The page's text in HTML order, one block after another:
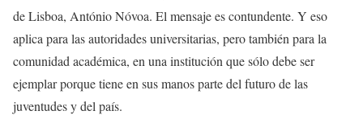
de Lisboa, António Nóvoa. El mensaje es contundente. Y eso
aplica para las autoridades universitarias, pero también para la
comunidad académica, en una institución que sólo debe ser
ejemplar porque tiene en sus manos parte del futuro de las
juventudes y del país.